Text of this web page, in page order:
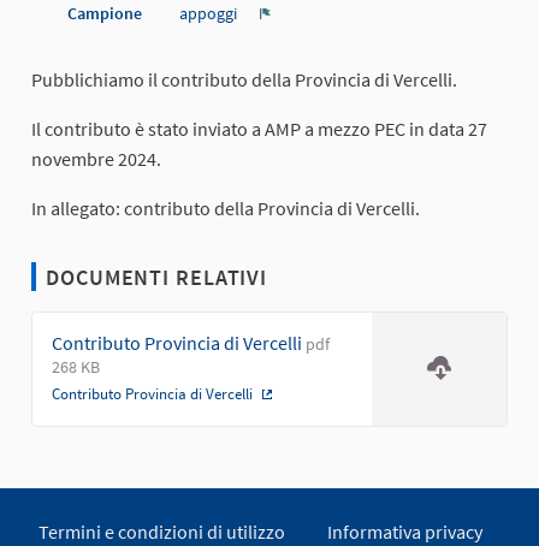
Campione
appoggi
Pubblichiamo il contributo della Provincia di Vercelli.
Il contributo è stato inviato a AMP a mezzo PEC in data 27
novembre 2024.
In allegato: contributo della Provincia di Vercelli.
DOCUMENTI RELATIVI
Contributo Provincia di Vercelli pdf
268 KB
Contributo Provincia di Vercelli
Termini e condizioni di utilizzo Informativa privacy